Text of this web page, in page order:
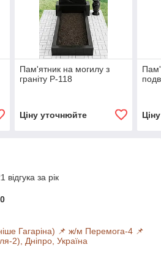
Пам'ятник на могилу з
граніту Р-118
Ціну уточнюйте
за рік
Гагаріна) 📌 ж/м Перемога-4 📌
2), Дніпро, Україна